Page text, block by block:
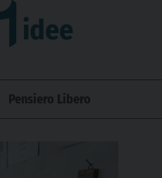
idee
Pensiero Libero